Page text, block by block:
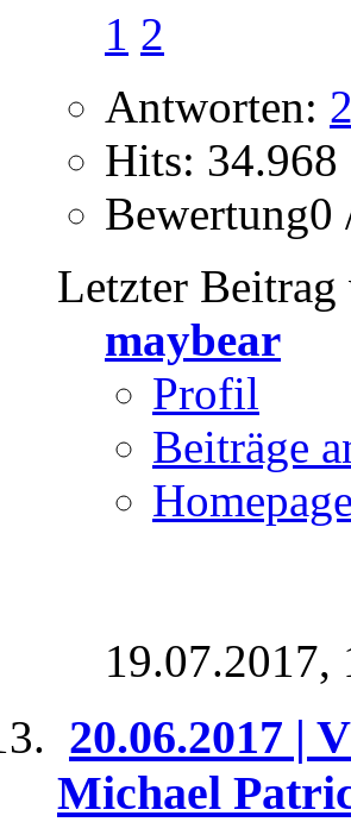
1 2
Antworten:
Hits: 34.968
Bewertung0
Letzter Beitrag
maybear
Profil
Beiträge
19.07.2017,
20.06.2017 |
Michael